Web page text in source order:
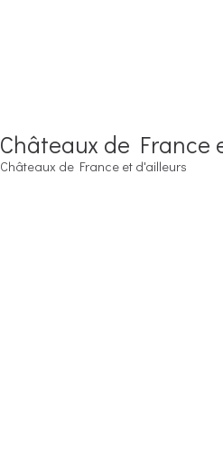
Châteaux de France
Châteaux de France et d'ailleurs